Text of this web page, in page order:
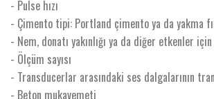
- Pulse hızı
- Çimento tipi: Portland çimento ya da yakma
- Nem, donatı yakınlığı ya da diğer etkenler
- Ölçüm sayısı
- Transducerlar arasındaki ses dalgalarının
- Beton mukavemeti